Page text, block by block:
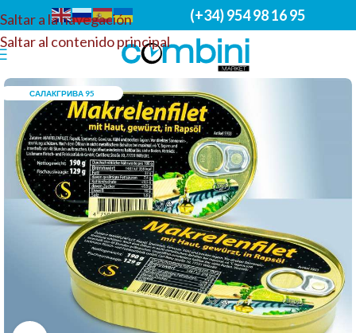
Saltar a la navegación
Saltar al contenido principal
(+34) 954 98 16 95
САЛАКГРИВА 95